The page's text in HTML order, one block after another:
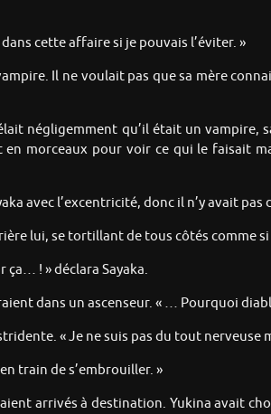
cette affaire si je pouvais l’éviter. »
Il ne voulait pas que sa mère
négligemment qu’il était un vampire,
morceaux pour voir ce qui le faisait
avec l’excentricité, donc il n’y avait pas
lui, se tortillant de tous côtés comme
! » déclara Sayaka.
dans un ascenseur. « … Pourquoi
« Je ne suis pas du tout nerveuse
train de s’embrouiller. »
arrivés à destination. Yukina avait